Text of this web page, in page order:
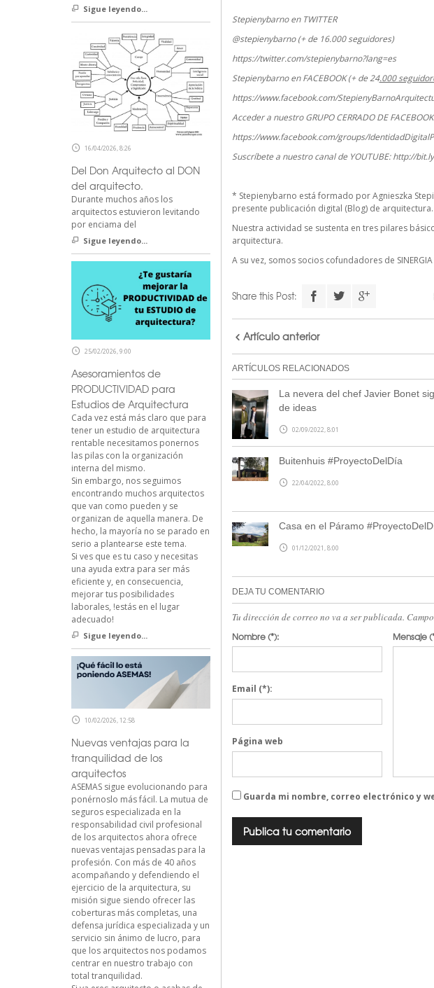
Stepienybarno en TWITTER
@stepienybarno (+ de 16.000 seguidores)
https://twitter.com/stepienybarno?lang=es
Stepienybarno en FACEBOOK (+ de 24.000
https://www.facebook.com/
Acceder a nuestro GRUPO CERRADO DE
https://www.facebook.com/groups/
Suscríbete a nuestro canal de YOUTUBE:http://
* Stepienybarno está formado por Agnieszka
presente publicación digital (Blog) de arquitectura.
Nuestra actividad se sustenta en tres pilares
arquitectura.
A su vez, somos socios cofundadores de
Share this Post:
Artículo anterior
ARTÍCULOS RELACIONADOS
La nevera del chef Javier Bonet
de ideas
02/09/2022, 8:01
Buitenhuis #ProyectoDelDía
22/04/2022, 8:00
Casa en el Páramo
01/12/2021, 8:00
DEJA TU COMENTARIO
Tu dirección de correo no va a ser publicada.
Mensaje
Nombre(*):
Email (*):
Página web
Guarda mi nombre, correo electrónico y
Sigue leyendo...
16/04/2026, 8:26
Del Don Arquitecto al DON
del arquitecto.
Durante muchos años los
arquitectos estuvieron levitando
por enciama del
Sigue leyendo...
25/02/2026, 9:00
Asesoramientos de
PRODUCTIVIDAD para
Estudios de Arquitectura
Cada vez está más claro que para
tener un estudio de arquitectura
rentable necesitamos ponernos
las pilas con la organización
interna del mismo.
Sin embargo, nos seguimos
encontrando muchos arquitectos
que van como pueden y se
organizan de aquella manera. De
hecho, la mayoría no se parado en
serio a plantearse este tema.
Si ves que es tu caso y necesitas
una ayuda extra para ser más
eficiente y, en consecuencia,
mejorar tus posibilidades
laborales, !estás en el lugar
adecuado!
Sigue leyendo...
10/02/2026, 12:58
Nuevas ventajas para la
tranquilidad de los
arquitectos
ASEMAS sigue evolucionando para
ponérnoslo más fácil. La mutua de
seguros especializada en la
responsabilidad civil profesional
de los arquitectos ahora ofrece
nuevas ventajas pensadas para la
profesión. Con más de 40 años
acompañando y defendiendo el
ejercicio de la arquitectura, su
misión sigue siendo ofrecer las
coberturas más completas, una
defensa jurídica especializada y un
servicio sin ánimo de lucro, para
que los arquitectos nos podamos
centrar en nuestro trabajo con
total tranquilidad.